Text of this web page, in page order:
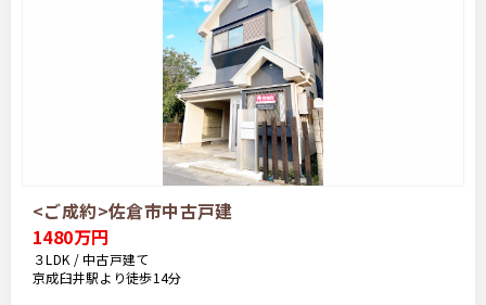
<ご成約>佐倉市中古戸建
1480万円
３LDK / 中古戸建て
京成臼井駅より徒歩14分